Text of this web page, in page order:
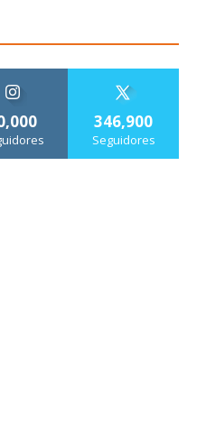
346,900
Seguidores